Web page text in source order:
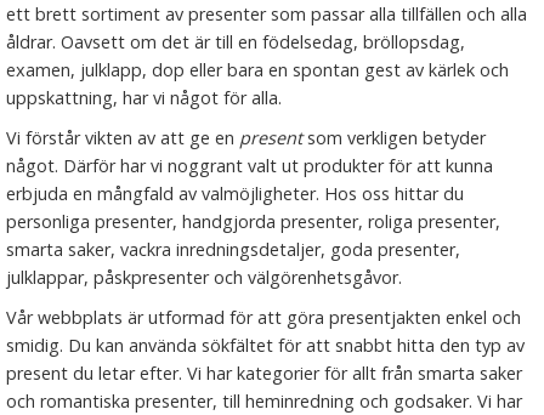
ett brett sortiment av presenter som passar alla tillfällen och alla
åldrar. Oavsett om det är till en födelsedag, bröllopsdag,
examen, julklapp, dop eller bara en spontan gest av kärlek och
uppskattning, har vi något för alla.
Vi förstår vikten av att ge en presentsom verkligen betyder
något. Därför har vi noggrant valt ut produkter för att kunna
erbjuda en mångfald av valmöjligheter. Hos oss hittar du
personliga presenter, handgjorda presenter, roliga presenter,
smarta saker, vackra inredningsdetaljer, goda presenter,
julklappar, påskpresenter och välgörenhetsgåvor.
Vår webbplats är utformad för att göra presentjakten enkel och
smidig. Du kan använda sökfältet för att snabbt hitta den typ av
present du letar efter. Vi har kategorier för allt från smarta saker
och romantiska presenter, till heminredning och godsaker. Vi har